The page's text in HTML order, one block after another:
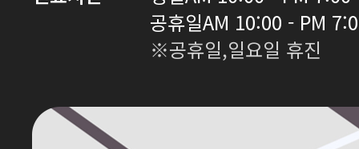
공휴일AM 10:00 - PM
※공휴일,일요일 휴진